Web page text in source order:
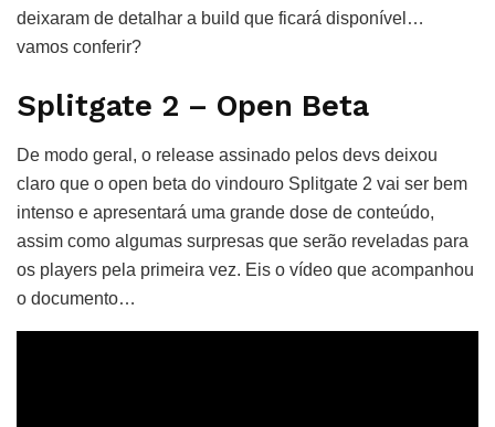
deixaram de detalhar a build que ficará disponível…
vamos conferir?
Splitgate 2 – Open Beta
De modo geral, o release assinado pelos devs deixou
claro que o open beta do vindouro Splitgate 2 vai ser bem
intenso e apresentará uma grande dose de conteúdo,
assim como algumas surpresas que serão reveladas para
os players pela primeira vez. Eis o vídeo que acompanhou
o documento…